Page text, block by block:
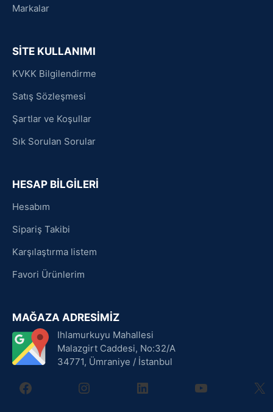
Markalar
SİTE KULLANIMI
KVKK Bilgilendirme
Satış Sözleşmesi
Şartlar ve Koşullar
Sık Sorulan Sorular
HESAP BİLGİLERİ
Hesabım
Sipariş Takibi
Karşılaştırma listem
Favori Ürünlerim
MAĞAZA ADRESİMİZ
Ihlamurkuyu Mahallesi
Malazgirt Caddesi, No:32/A
34771, Ümraniye / İstanbul
facebookinstagramlinkedin youtube X